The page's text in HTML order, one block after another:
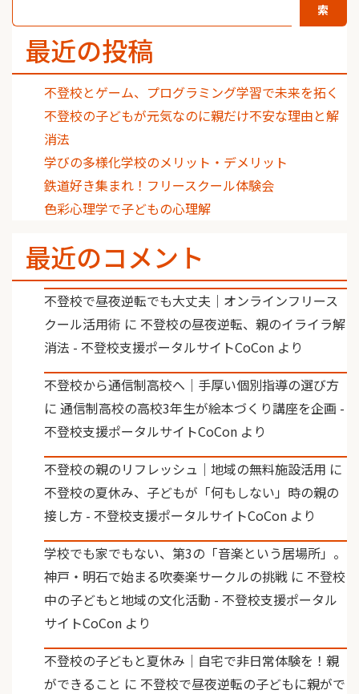
索
最近の投稿
不登校とゲーム、プログラミング学習で未来を拓く
不登校の子どもが元気なのに親だけ不安な理由と解
消法
学びの多様化学校のメリット・デメリット
鉄道好き集まれ！フリースクール体験会
色彩心理学で子どもの心理解
最近のコメント
不登校で昼夜逆転でも大丈夫｜オンラインフリース
クール活用術 に 不登校の昼夜逆転、親のイライラ解
消法 - 不登校支援ポータルサイトCoCon より
不登校から通信制高校へ｜手厚い個別指導の選び方
に 通信制高校の高校3年生が絵本づくり講座を企画 -
不登校支援ポータルサイトCoCon より
不登校の親のリフレッシュ｜地域の無料施設活用 に
不登校の夏休み、子どもが「何もしない」時の親の
接し方 - 不登校支援ポータルサイトCoCon より
学校でも家でもない、第3の「音楽という居場所」。
神戸・明石で始まる吹奏楽サークルの挑戦 に 不登校
中の子どもと地域の文化活動 - 不登校支援ポータル
サイトCoCon より
不登校の子どもと夏休み｜自宅で非日常体験を！親
ができること に 不登校で昼夜逆転の子どもに親がで